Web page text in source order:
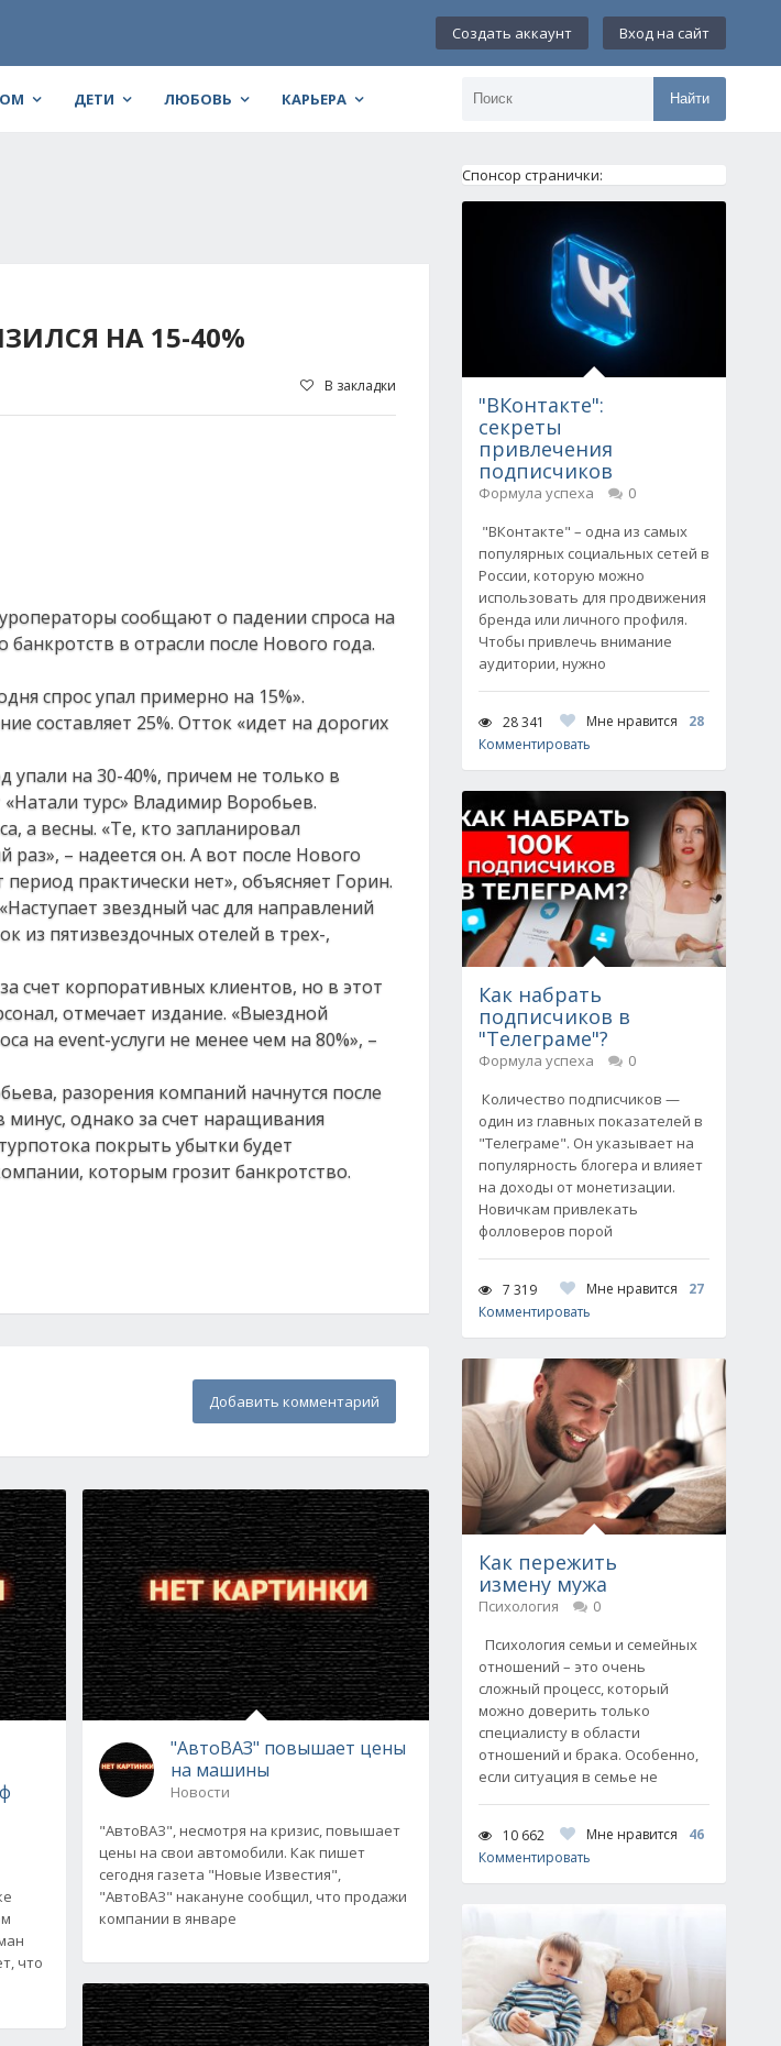
Создать аккаунт Вход на сайт
ДЕТИ ЛЮБОВЬ КАРЬЕРА Найти
НА 15-40%
В закладки
сообщают о падении спроса на
в отрасли после Нового года.
спрос упал примерно на 15%».
составляет 25%. Отток «идет на дорогих
на 30-40%, причем не только в
турс» Владимир Воробьев.
а весны. «Те, кто запланировал
– надеется он. А вот после Нового
практически нет», объясняет Горин.
звездный час для направлений
из пятизвездочных отелей в трех-,
счет корпоративных клиентов, но в этот
отмечает издание. «Выездной
на event-услуги не менее чем на 80%», –
разорения компаний начнутся после
однако за счет наращивания
покрыть убытки будет
которым грозит банкротство.
Добавить комментарий
что
"АвтоВАЗ" повышает цены
на машины
Новости
"АвтоВАЗ", несмотря на кризис, повышает
цены на свои автомобили. Как пишет
сегодня газета "Новые Известия",
"АвтоВАЗ" накануне сообщил, что продажи
компании в январе
Спонсор странички:
"ВКонтакте":
секреты
привлечения
подписчиков
Формула успеха
0
"ВКонтакте" – одна из самых
популярных социальных сетей в
России, которую можно
использовать для продвижения
бренда или личного профиля.
Чтобы привлечь внимание
аудитории, нужно
28 341 Мне нравится
28
Комментировать
Как набрать
подписчиков в
"Телеграме"?
Формула успеха
0
Количество подписчиков —
один из главных показателей в
"Телеграме". Он указывает на
популярность блогера и влияет
на доходы от монетизации.
Новичкам привлекать
фолловеров порой
7 319 Мне нравится
27
Комментировать
Как пережить
измену мужа
Психология
0
Психология семьи и семейных
отношений – это очень
сложный процесс, который
можно доверить только
специалисту в области
отношений и брака. Особенно,
если ситуация в семье не
10 662 Мне нравится
46
Комментировать